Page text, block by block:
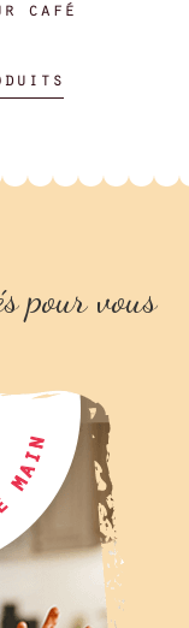
café
pour vous